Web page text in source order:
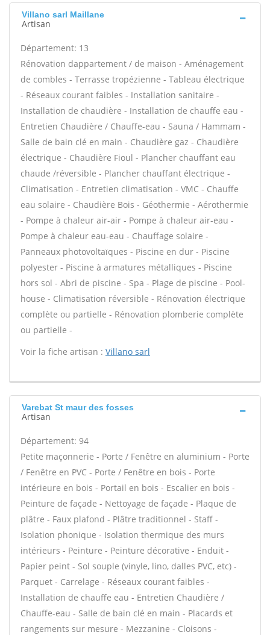
Villano sarl Maillane
Artisan
Département: 13
Rénovation dappartement / de maison - Aménagement
de combles - Terrasse tropézienne - Tableau électrique
- Réseaux courant faibles - Installation sanitaire -
Installation de chaudière - Installation de chauffe eau -
Entretien Chaudière / Chauffe-eau - Sauna / Hammam -
Salle de bain clé en main - Chaudière gaz - Chaudière
électrique - Chaudière Fioul - Plancher chauffant eau
chaude /réversible - Plancher chauffant électrique -
Climatisation - Entretien climatisation - VMC - Chauffe
eau solaire - Chaudière Bois - Géothermie - Aérothermie
- Pompe à chaleur air-air - Pompe à chaleur air-eau -
Pompe à chaleur eau-eau - Chauffage solaire -
Panneaux photovoltaïques - Piscine en dur - Piscine
polyester - Piscine à armatures métalliques - Piscine
hors sol - Abri de piscine - Spa - Plage de piscine - Pool-
house - Climatisation réversible - Rénovation électrique
complète ou partielle - Rénovation plomberie complète
ou partielle -
Voir la fiche artisan : Villano sarl
Varebat St maur des fosses
Artisan
Département: 94
Petite maçonnerie - Porte / Fenêtre en aluminium - Porte
/ Fenêtre en PVC - Porte / Fenêtre en bois - Porte
intérieure en bois - Portail en bois - Escalier en bois -
Peinture de façade - Nettoyage de façade - Plaque de
plâtre - Faux plafond - Plâtre traditionnel - Staff -
Isolation phonique - Isolation thermique des murs
intérieurs - Peinture - Peinture décorative - Enduit -
Papier peint - Sol souple (vinyle, lino, dalles PVC, etc) -
Parquet - Carrelage - Réseaux courant faibles -
Installation de chauffe eau - Entretien Chaudière /
Chauffe-eau - Salle de bain clé en main - Placards et
rangements sur mesure - Mezzanine - Cloisons -